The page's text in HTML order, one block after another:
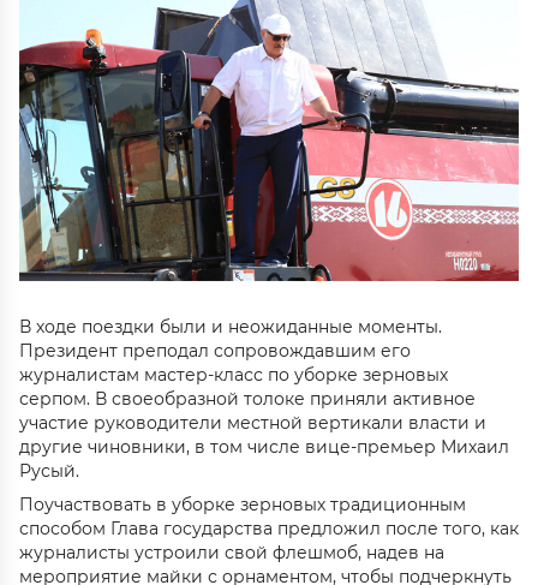
В ходе поездки были и неожиданные моменты.
Президент преподал сопровождавшим его
журналистам мастер-класс по уборке зерновых
серпом. В своеобразной толоке приняли активное
участие руководители местной вертикали власти и
другие чиновники, в том числе вице-премьер Михаил
Русый.
Поучаствовать в уборке зерновых традиционным
способом Глава государства предложил после того, как
журналисты устроили свой флешмоб, надев на
мероприятие майки с орнаментом, чтобы подчеркнуть